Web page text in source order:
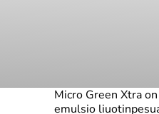
Micro Green Xtra
emulsio